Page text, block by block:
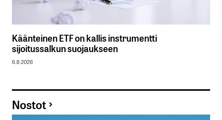
Käänteinen ETF on kallis instrumentti
sijoitussalkun suojaukseen
6.8.2026
Nostot